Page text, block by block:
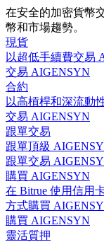
合約指南
合約功能使用
交易策略
學習如何保持
在安全的加密貨幣
幣和市場趨勢。
現貨
以超低手續費交易
交易 AIGENSYN
合約
以高槓桿和深流動
交易 AIGENSYN
跟單交易
跟單頂級
跟單交易
購買 AIGENSYN
在 Bitrue 使用信用
方式購買
購買 AIGENSYN
靈活質押